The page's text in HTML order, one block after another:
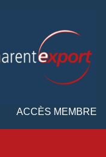
ACCÈS MEMBRE